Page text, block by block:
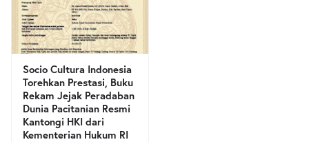
Socio Cultura Indonesia
Torehkan Prestasi, Buku
Rekam Jejak Peradaban
Dunia Pacitanian Resmi
Kantongi HKI dari
Kementerian Hukum RI